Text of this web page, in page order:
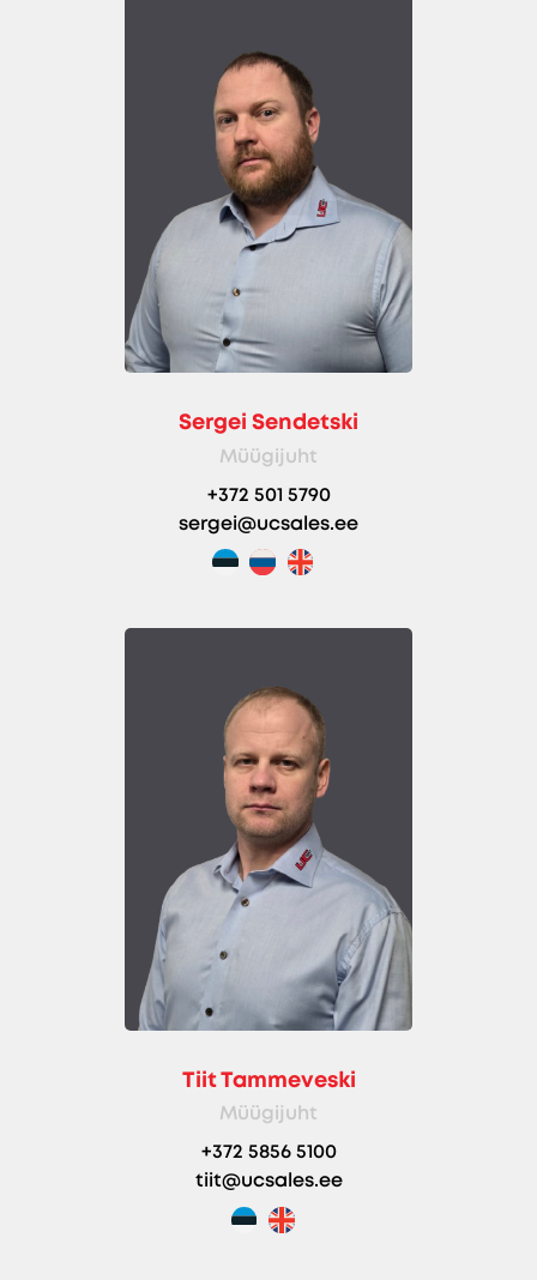
Sergei Sendetski
Müügijuht
+372 501 5790
sergei@ucsales.ee
Tiit Tammeveski
Müügijuht
+372 5856 5100
tiit@ucsales.ee